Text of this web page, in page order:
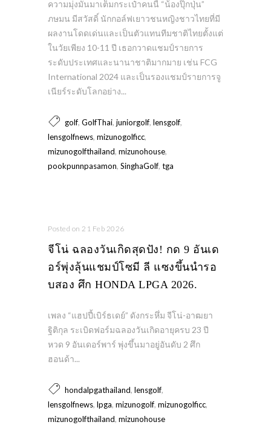
ความมุ่งมั่นมาเต็มกระเป๋าคนนี้ “น้องปุ๊กปุ่น”
ภษมน มีสวัสดิ์ นักกอล์ฟเยาวชนหญิงชาวไทยที่มี
ผลงานโดดเด่นและเป็นตัวแทนทีมชาติไทยตั้งแต่
ในวัยเพียง 10-11 ปี เธอกวาดแชมป์รายการ
ระดับประเทศและนานาชาติมากมาย เช่น FCG
International 2024 และเป็นรองแชมป์รายการจู
เนียร์ระดับโลกอย่าง...
golf, GolfThai, juniorgolf, lensgolf,
lensgolfnews, mizunogolficc,
mizunogolfthailand, mizunohouse,
pookpunnpasamon, SinghaGolf, tga
Posted on 21 Feb 2026
จีโน่ ฉลองวันเกิดสุดปัง! กด 9 อันเด
อร์พุ่งลุ้นแชมป์โซมี ลี แซงขึ้นนำรอ
บสอง ศึก HONDA LPGA 2026.
เพลง “แฮปปี้เบิร์ธเดย์” ดังกระหึ่ม จีโน่-อาฒยา
ฐิติกุล ระเบิดฟอร์มฉลองวันเกิดอายุครบ 23 ปี
หวด 9 อันเดอร์พาร์ พุ่งขึ้นมาอยู่อันดับ 2 ศึก
ฮอนด้า...
hondalpgathailand, lensgolf,
lensgolfnews, lpga, mizunogolf, mizunogolficc,
mizunogolfthailand, mizunohouse